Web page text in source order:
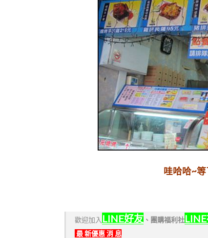
哇哈哈~
歡迎加入 LINE好友 、 團購福利社
最 新優惠 消 息